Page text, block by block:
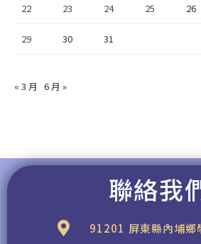
22 23 24 25 26
29 30 31
« 3 月 6 月 »
聯絡我
91201 屏東縣內埔鄉